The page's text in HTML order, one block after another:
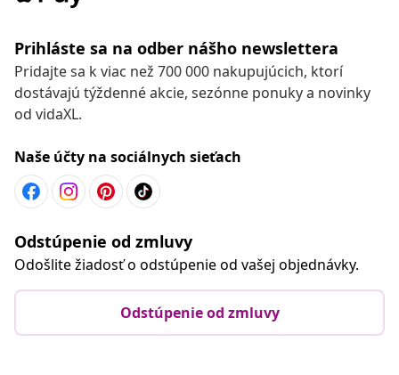
Prihláste sa na odber nášho newslettera
Pridajte sa k viac než 700 000 nakupujúcich, ktorí
dostávajú týždenné akcie, sezónne ponuky a novinky
od vidaXL.
Naše účty na sociálnych sieťach
Odstúpenie od zmluvy
Odošlite žiadosť o odstúpenie od vašej objednávky.
Odstúpenie od zmluvy